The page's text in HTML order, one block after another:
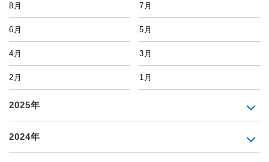
8月 7月
6月 5月
4月 3月
2月 1月
2025年
2024年